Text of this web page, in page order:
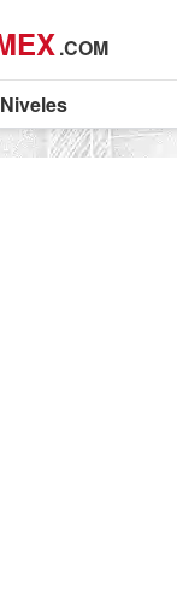
.COM
Niveles